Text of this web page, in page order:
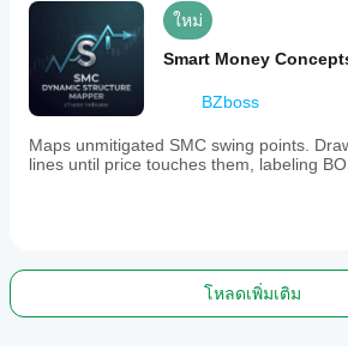
ใหม่
Smart Money
BZboss
Maps unmitigated SMC swing points.
lines until price touches them, labeling
โหลดเพิ่มเติม